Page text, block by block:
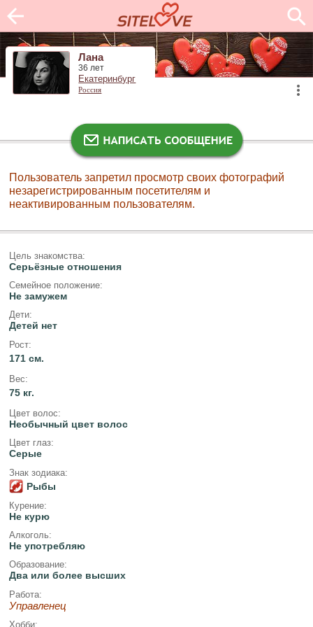
Лана
36 лет
Екатеринбург
Россия
Пользователь запретил просмотр своих фотографий
незарегистрированным посетителям и
неактивированным пользователям.
Цель знакомства:
Серьёзные отношения
Семейное положение:
Не замужем
Дети:
Детей нет
Рост:
171 см.
Вес:
75 кг.
Цвет волос:
Необычный цвет волос
Цвет глаз:
Серые
Знак зодиака:
Рыбы
Курение:
Не курю
Алкоголь:
Не употребляю
Образование:
Два или более высших
Работа:
Управленец
Хобби: